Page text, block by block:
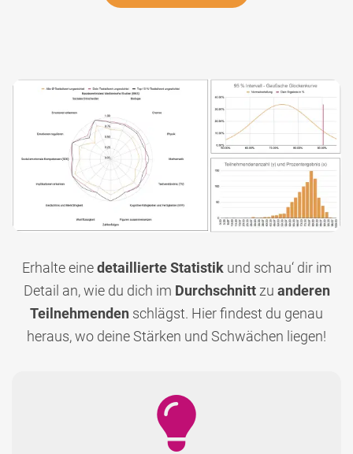
Erhalte einedetaillierte Statistikund schau‘ dir im
Detail an, wie du dich im Durchschnittzu anderen
Teilnehmenden schlägst. Hier findest du genau
heraus, wo deine Stärken und Schwächen liegen!